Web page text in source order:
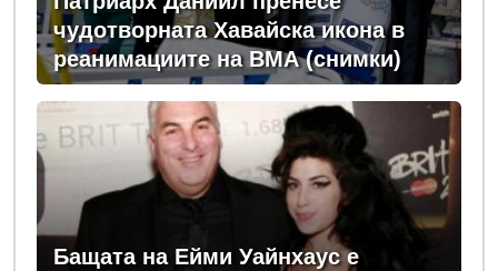
чудотворната Хавайска икона в
реанимациите на ВМА (снимки)
Бащата на Ейми Уайнхаус е